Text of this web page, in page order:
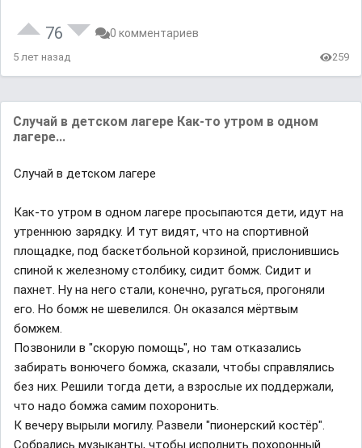
76 0 комментариев
5 лет назад 259
Случай в детском лагере Как-то утром в одном
лагере...
Случай в детском лагере
Как-то утром в одном лагере просыпаются дети, идут на
утреннюю зарядку. И тут видят, что на спортивной
площадке, под баскетбольной корзиной, прислонившись
спиной к железному столбику, сидит бомж. Сидит и
пахнет. Ну на него стали, конечно, ругаться, прогоняли
его. Но бомж не шевелился. Он оказался мёртвым
бомжем.
Позвонили в "скорую помощь", но там отказались
забирать вонючего бомжа, сказали, чтобы справлялись
без них. Решили тогда дети, а взрослые их поддержали,
что надо бомжа самим похоронить.
К вечеру вырыли могилу. Развели "пионерский костёр".
Собрались музыканты, чтобы исполнить похоронный